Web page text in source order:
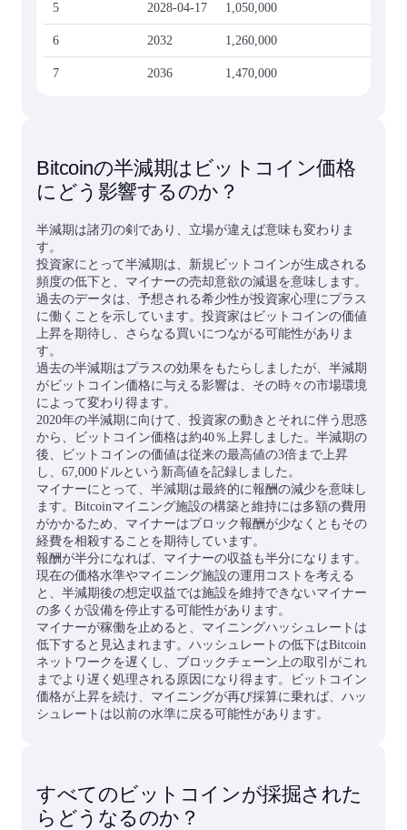
5 2028-04-17 1,050,000
6 2032 1,260,000
7 2036 1,470,000
Bitcoinの半減期はビットコイン価格
にどう影響するのか？
半減期は諸刃の剣であり、立場が違えば意味も変わりま
す。
投資家にとって半減期は、新規ビットコインが生成される
頻度の低下と、マイナーの売却意欲の減退を意味します。
過去のデータは、予想される希少性が投資家心理にプラス
に働くことを示しています。投資家はビットコインの価値
上昇を期待し、さらなる買いにつながる可能性がありま
す。
過去の半減期はプラスの効果をもたらしましたが、半減期
がビットコイン価格に与える影響は、その時々の市場環境
によって変わり得ます。
2020年の半減期に向けて、投資家の動きとそれに伴う思惑
から、ビットコイン価格は約40％上昇しました。半減期の
後、ビットコインの価値は従来の最高値の3倍まで上昇
し、67,000ドルという新高値を記録しました。
マイナーにとって、半減期は最終的に報酬の減少を意味し
ます。Bitcoinマイニング施設の構築と維持には多額の費用
がかかるため、マイナーはブロック報酬が少なくともその
経費を相殺することを期待しています。
報酬が半分になれば、マイナーの収益も半分になります。
現在の価格水準やマイニング施設の運用コストを考える
と、半減期後の想定収益では施設を維持できないマイナー
の多くが設備を停止する可能性があります。
マイナーが稼働を止めると、マイニングハッシュレートは
低下すると見込まれます。ハッシュレートの低下はBitcoin
ネットワークを遅くし、ブロックチェーン上の取引がこれ
までより遅く処理される原因になり得ます。ビットコイン
価格が上昇を続け、マイニングが再び採算に乗れば、ハッ
シュレートは以前の水準に戻る可能性があります。
すべてのビットコインが採掘された
らどうなるのか？